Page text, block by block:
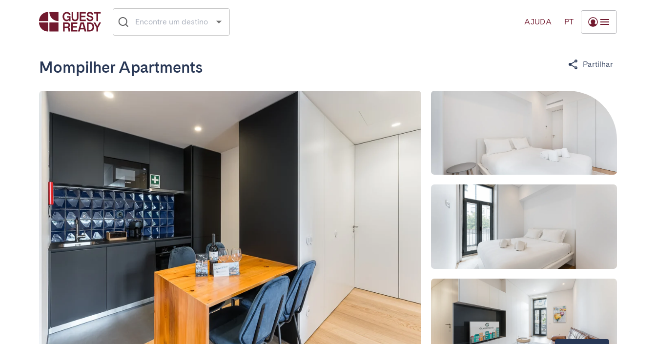
AJUDA PT
Mompilher Apartments Partilhar